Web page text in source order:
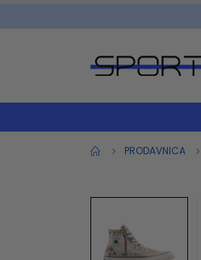
PRODAVNICA